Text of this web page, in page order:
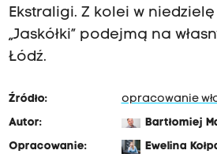
Ekstraligi. Z kolei w
„Jaskółki” podejmą na
Łódź.
Źródło:
opracowanie
Autor:
Bartłomiej
Opracowanie:
Ewelina